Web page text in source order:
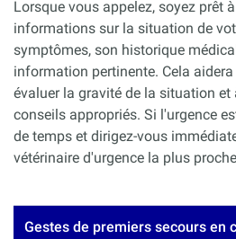
Lorsque vous appelez, soyez prêt
informations sur la situation de
symptômes, son historique
information pertinente. Cela
évaluer la gravité de la situation et
conseils appropriés. Si l'urgence
de temps et dirigez-vous
vétérinaire d'urgence la plus
Gestes de premiers secours en